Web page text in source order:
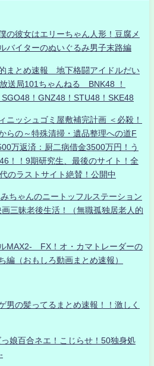
彼女はエリーちゃん人形！豆腐メ
バイターのぬいぐるみ男子末路編
まとめ速報 地下格闘アイドルだい
送局101ちゃんねる BNK48 ！
！GNZ48！STU48！SKE48
ニッシュゴミ屋敷補完計画 ＜必殺！
らの～特殊清掃・遺品整理への道F
万返済：厨二病借金3500万円！う
！！9期研究生、最後のサイト！全
のラストサイト絶賛！公開中
ちゃんのニートッフルステーション
三昧老後生活！（無職孤独居老人的
MAX2- FX！オ・カマトレーダーの
（おもしろ動画まとめ速報）
男の髪ってるまとめ速報！！激しく
娘百合ネエ！こじらせ！50独身処